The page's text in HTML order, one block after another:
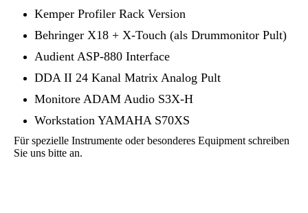
Kemper Profiler Rack Version
Behringer X18 + X-Touch (als Drummonitor Pult)
Audient ASP-880 Interface
DDA II 24 Kanal Matrix Analog Pult
Monitore ADAM Audio S3X-H
Workstation YAMAHA S70XS
Für spezielle Instrumente oder besonderes Equipment schreiben
Sie uns bitte an.